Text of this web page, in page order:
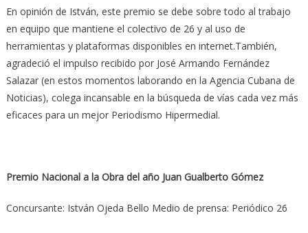
En opinión de István, este premio se debe sobre todo al trabajo
en equipo que mantiene el colectivo de 26 y al uso de
herramientas y plataformas disponibles en internet.También,
agradeció el impulso recibido por José Armando Fernández
Salazar (en estos momentos laborando en la Agencia Cubana de
Noticias), colega incansable en la búsqueda de vías cada vez más
eficaces para un mejor Periodismo Hipermedial.
Premio Nacional a la Obra del año Juan Gualberto Gómez
Concursante: István Ojeda Bello Medio de prensa: Periódico 26